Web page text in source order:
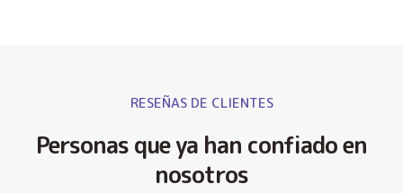
RESEÑAS DE CLIENTES
Personas que ya han confiado en
nosotros